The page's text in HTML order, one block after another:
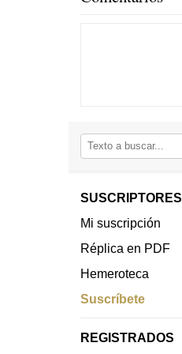
SUSCRIPTORES
Mi suscripción
Réplica en PDF
Hemeroteca
Suscríbete
REGISTRADOS